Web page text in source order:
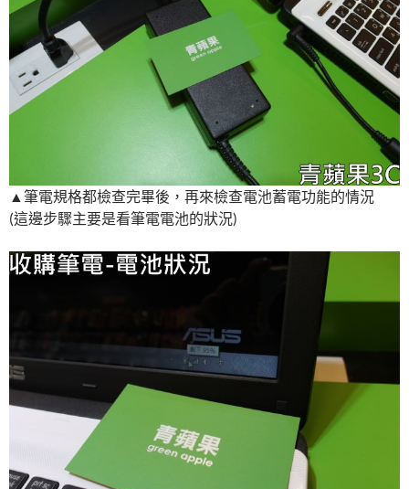
▲筆電規格都檢查完畢後，再來檢查電池蓄電功能的情況
(這邊步驟主要是看筆電電池的狀況)